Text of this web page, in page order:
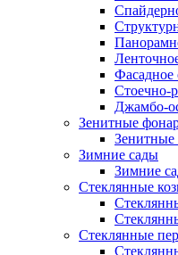
Фасадное
Стоечно-
Джамбо-
Зенитные
Зенитные
Зимние сады
Зимние
Стеклянные
Стеклянные